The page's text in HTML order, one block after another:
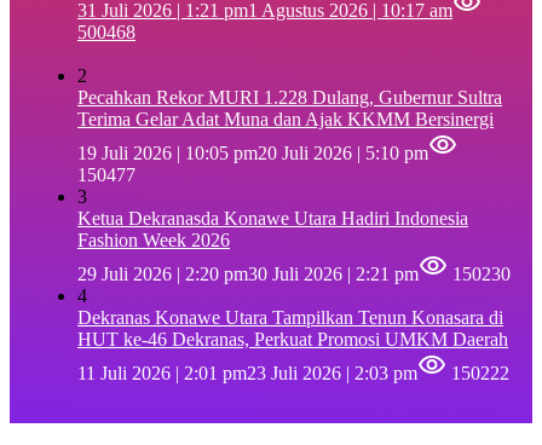
31 Juli 2026 | 1:21 pm1 Agustus 2026 | 10:17 am
500468
2
Pecahkan Rekor MURI 1.228 Dulang, Gubernur Sultra
Terima Gelar Adat Muna dan Ajak KKMM Bersinergi
19 Juli 2026 | 10:05 pm20 Juli 2026 | 5:10 pm
150477
3
Ketua Dekranasda Konawe Utara Hadiri Indonesia
Fashion Week 2026
29 Juli 2026 | 2:20 pm30 Juli 2026 | 2:21 pm
150230
4
Dekranas Konawe Utara Tampilkan Tenun Konasara di
HUT ke-46 Dekranas, Perkuat Promosi UMKM Daerah
11 Juli 2026 | 2:01 pm23 Juli 2026 | 2:03 pm 150222